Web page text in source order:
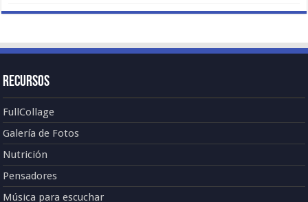
Recursos
FullCollage
Galería de Fotos
Nutrición
Pensadores
Música para escuchar